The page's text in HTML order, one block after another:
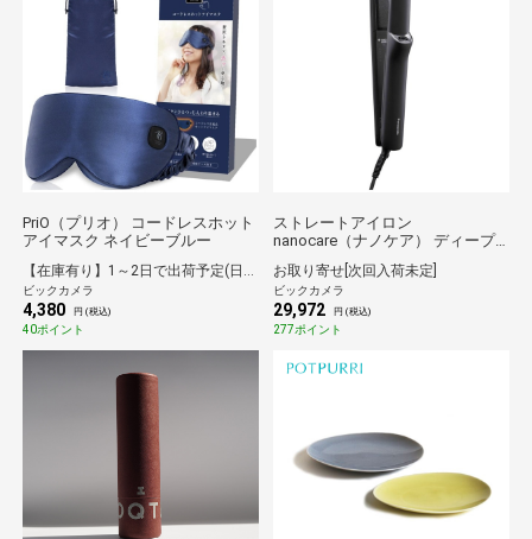
PriO（プリオ） コードレスホット
アイマスク ネイビーブルー
【在庫有り】1～2日で出荷予定(日付指定可)
ビックカメラ
4,380 円 (税込)
40ポイント
ストレートアイロン
nanocare（ナノケア） ディープ
ネイビー EH-HN50-A [交流（コー
ド）式]
お取り寄せ[次回入荷未定]
ビックカメラ
29,972 円 (税込)
277ポイント